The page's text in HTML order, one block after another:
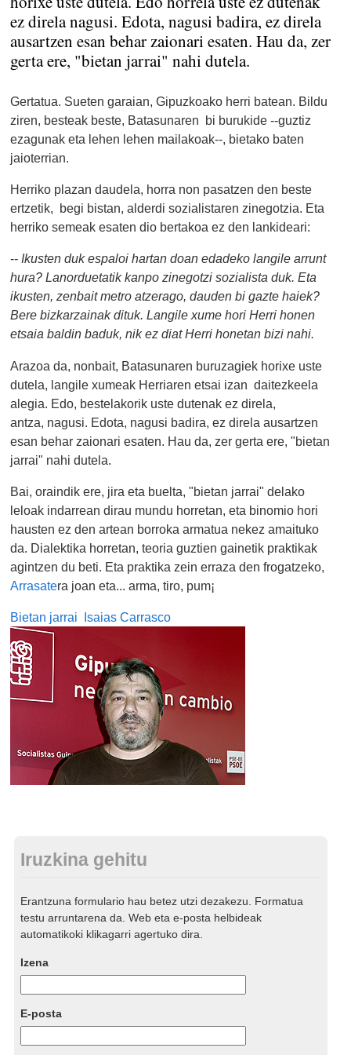
ez direla nagusi. Edota, nagusi badira, ez direla
ausartzen esan behar zaionari esaten. Hau da, zer
gerta ere, "bietan jarrai" nahi dutela.
Gertatua. Sueten garaian, Gipuzkoako herri batean. Bildu
ziren, besteak beste, Batasunaren bi burukide --guztiz
ezagunak eta lehen lehen mailakoak--, bietako baten
jaioterrian.
Herriko plazan daudela, horra non pasatzen den beste
ertzetik, begi bistan, alderdi sozialistaren zinegotzia. Eta
herriko semeak esaten dio bertakoa ez den lankideari:
-- Ikusten duk espaloi hartan doan edadeko langile arrunt
hura? Lanorduetatik kanpo zinegotzi sozialista duk. Eta
ikusten, zenbait metro atzerago, dauden bi gazte haiek?
Bere bizkarzainak dituk. Langile xume hori Herri honen
etsaia baldin baduk, nik ez diat Herri honetan bizi nahi.
Arazoa da, nonbait, Batasunaren buruzagiek horixe uste
dutela, langile xumeak Herriaren etsai izan daitezkeela
alegia. Edo, bestelakorik uste dutenak ez direla,
antza, nagusi. Edota, nagusi badira, ez direla ausartzen
esan behar zaionari esaten. Hau da, zer gerta ere, "bietan
jarrai" nahi dutela.
Bai, oraindik ere, jira eta buelta, "bietan jarrai" delako
leloak indarrean dirau mundu horretan, eta binomio hori
hausten ez den artean borroka armatua nekez amaituko
da. Dialektika horretan, teoria guztien gainetik praktikak
agintzen du beti. Eta praktika zein erraza den frogatzeko,
Arrasatera joan eta... arma, tiro, pum¡
Bietan jarrai Isaias Carrasco
Iruzkina gehitu
Erantzuna formulario hau betez utzi dezakezu. Formatua
testu arruntarena da. Web eta e-posta helbideak
automatikoki klikagarri agertuko dira.
Izena
E-posta